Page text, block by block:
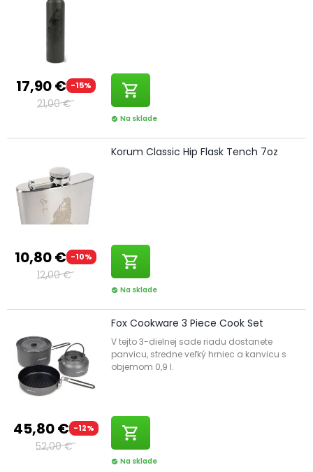
17,90 € -15%
21,00 €
shopping_cart
check_circle Na sklade
10,80 € -10%
12,00 €
Korum Classic Hip Flask Tench 7oz
shopping_cart
check_circle Na sklade
45,80 € -12%
52,00 €
Fox Cookware 3 Piece Cook Set
V tejto 3-dielnej sade riadu dostanete
panvicu, stredne veľký hrniec a kanvicu s
objemom 0,9 l.
shopping_cart
check_circle Na sklade